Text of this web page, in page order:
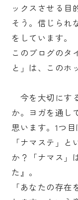
ックスさせる目
そう。信じられ
をしています。
このブログのタ
と」は、このホ
今を大切にす
か。ヨガを通し
思います。1つ目
「ナマステ」
か？「ナマス」
た』。
「あなたの存